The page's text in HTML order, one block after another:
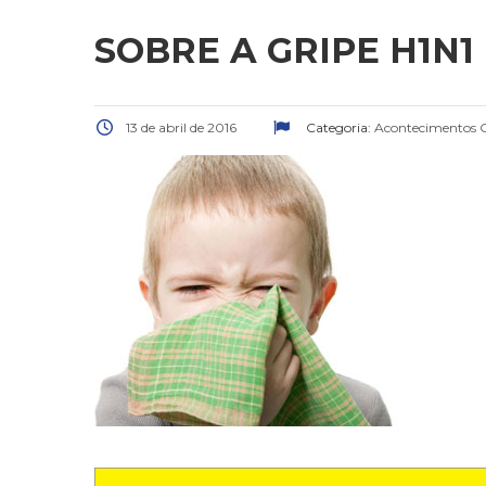
SOBRE A GRIPE H1N1
13 de abril de 2016 Categoria: Acontecimentos